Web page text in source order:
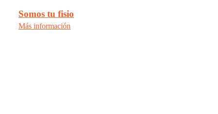
Somos tu fisio
Más información